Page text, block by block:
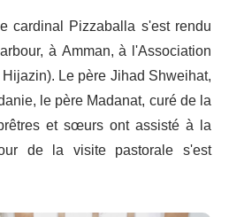
cardinal Pizzaballa s'est rendu
à Amman, à l'Association
Le père Jihad Shweihat,
le père Madanat, curé de la
et sœurs ont assisté à la
de la visite pastorale s'est